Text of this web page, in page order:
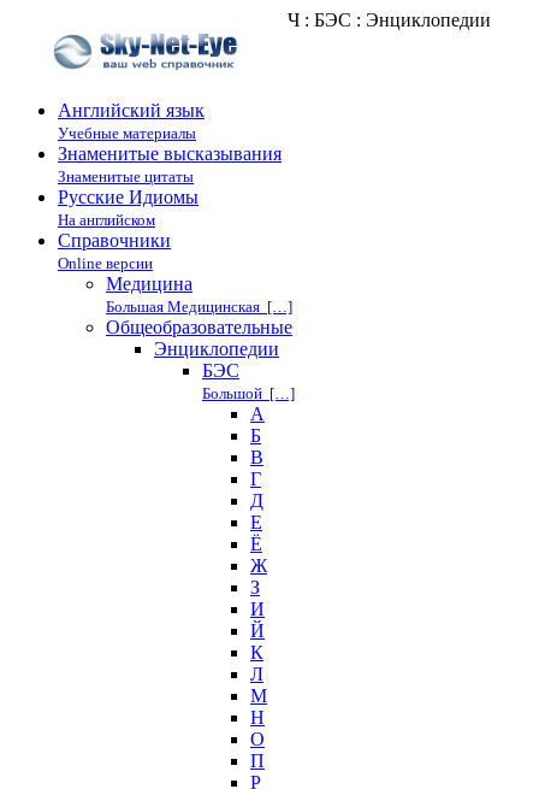
Ч : БЭС : Энциклопедии
Английский язык
Учебные материалы
Знаменитые высказывания
Знаменитые цитаты
Русские Идиомы
На английском
Справочники
Online версии
Медицина
Большая Медицинская […]
Общеобразовательные
Энциклопедии
БЭС
Большой […]
А
Б
В
Г
Д
Е
Ё
Ж
З
И
Й
К
Л
М
Н
О
П
Р